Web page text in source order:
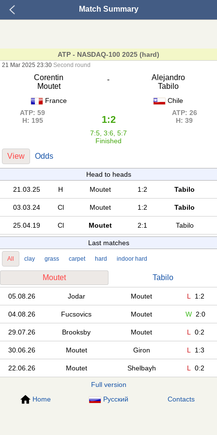
Match Summary
ATP - NASDAQ-100 2025 (hard)
21 Mar 2025 23:30 Second round
Corentin
Moutet
-
Alejandro
Tabilo
France
Chile
ATP: 59
H: 195
1:2
ATP: 26
H: 39
7:5, 3:6, 5:7
Finished
View Odds
Head to heads
21.03.25
H Moutet 1:2 Tabilo
03.03.24 Cl Moutet 1:2 Tabilo
25.04.19 Cl Moutet 2:1 Tabilo
Last matches
All clay grass carpet hard indoor hard
Moutet Tabilo
05.08.26 Jodar Moutet L 1:2
04.08.26 Fucsovics Moutet W 2:0
29.07.26 Brooksby Moutet L 0:2
30.06.26 Moutet Giron L 1:3
22.06.26 Moutet Shelbayh L 0:2
Full version
Home
Русский Contacts